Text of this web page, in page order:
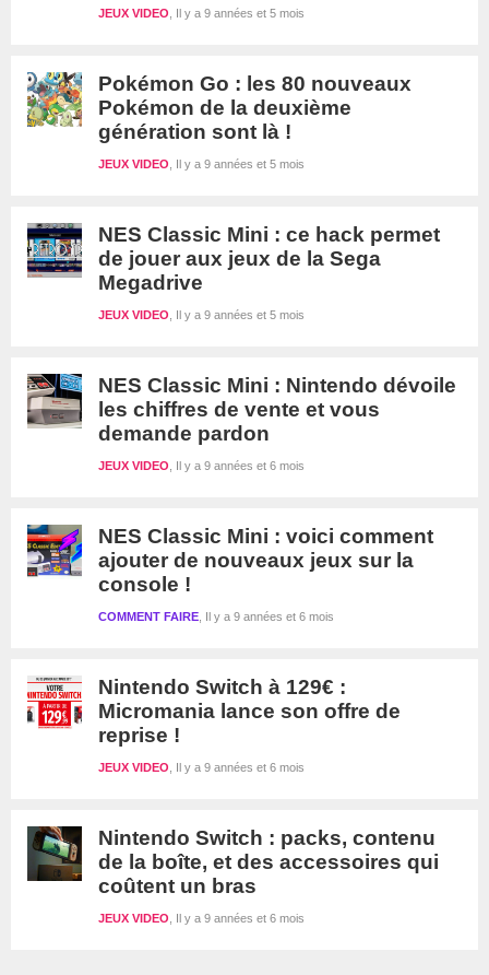
Il y a 9 années et 5 mois
JEUX VIDEO
Pokémon Go : les 80 nouveaux
Pokémon de la deuxième
génération sont là !
Il y a 9 années et 5 mois
JEUX VIDEO
NES Classic Mini : ce hack permet
de jouer aux jeux de la Sega
Megadrive
Il y a 9 années et 5 mois
JEUX VIDEO
NES Classic Mini : Nintendo dévoile
les chiffres de vente et vous
demande pardon
Il y a 9 années et 6 mois
JEUX VIDEO
NES Classic Mini : voici comment
ajouter de nouveaux jeux sur la
console !
Il y a 9 années et 6 mois
COMMENT FAIRE
Nintendo Switch à 129€ :
Micromania lance son offre de
reprise !
Il y a 9 années et 6 mois
JEUX VIDEO
Nintendo Switch : packs, contenu
de la boîte, et des accessoires qui
coûtent un bras
Il y a 9 années et 6 mois
JEUX VIDEO